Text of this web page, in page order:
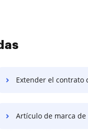
Extender el contrato de
Artículo de marca de agua